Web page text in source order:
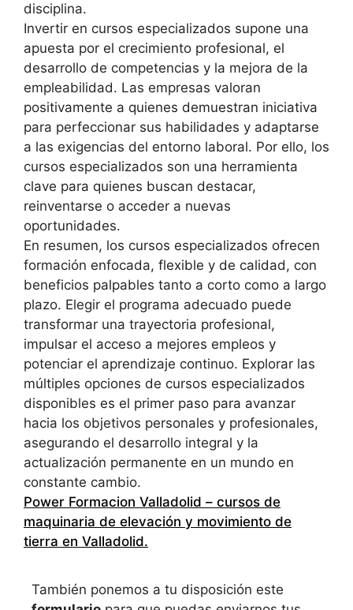
disciplina.
Invertir en cursos especializados supone una
apuesta por el crecimiento profesional, el
desarrollo de competencias y la mejora de la
empleabilidad. Las empresas valoran
positivamente a quienes demuestran iniciativa
para perfeccionar sus habilidades y adaptarse
a las exigencias del entorno laboral. Por ello, los
cursos especializados son una herramienta
clave para quienes buscan destacar,
reinventarse o acceder a nuevas
oportunidades.
En resumen, los cursos especializados ofrecen
formación enfocada, flexible y de calidad, con
beneficios palpables tanto a corto como a largo
plazo. Elegir el programa adecuado puede
transformar una trayectoria profesional,
impulsar el acceso a mejores empleos y
potenciar el aprendizaje continuo. Explorar las
múltiples opciones de cursos especializados
disponibles es el primer paso para avanzar
hacia los objetivos personales y profesionales,
asegurando el desarrollo integral y la
actualización permanente en un mundo en
constante cambio.
Power Formacion Valladolid – cursos de
maquinaria de elevación y movimiento de
tierra en Valladolid.
También ponemos a tu disposición este